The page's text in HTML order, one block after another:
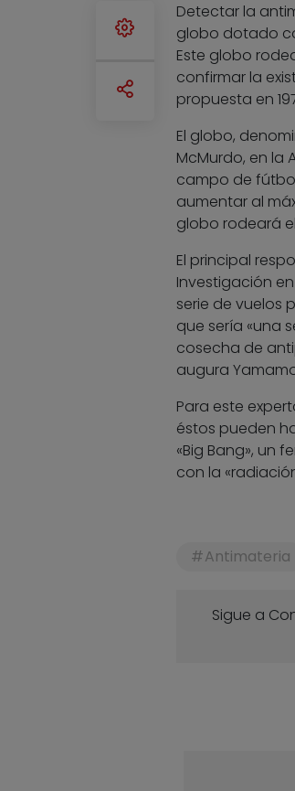
Detectar la
globo dotado
Este globo
confirmar la
propuesta en
El globo,
McMurdo, en la
campo de
aumentar al
globo rodeará
El principal
Investigación
serie de vuelos
que sería «una
cosecha de
augura
Para este
éstos pueden
«Big Bang», un
con la
Antimateria
Sigue a